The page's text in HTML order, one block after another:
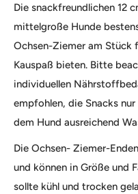
Die snackfreundlichen 12
mittelgroße Hunde
Ochsen-Ziemer am Stück
Kauspaß bieten. Bitte
individuellen
empfohlen, die Snacks
dem Hund ausreichend
Die Ochsen- Ziemer-
und können in Größe und
sollte kühl und trocken